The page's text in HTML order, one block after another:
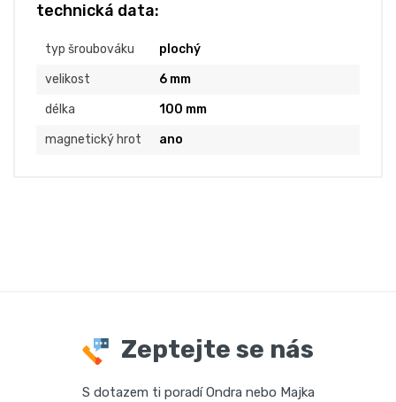
technická data:
typ šroubováku
plochý
velikost
6 mm
délka
100 mm
magnetický hrot
ano
Zeptejte se nás
S dotazem ti poradí Ondra nebo Majka